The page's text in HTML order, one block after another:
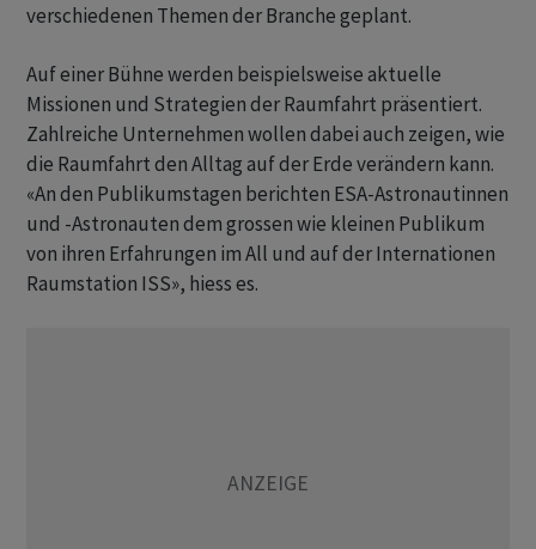
verschiedenen Themen der Branche geplant.
Auf einer Bühne werden beispielsweise aktuelle
Missionen und Strategien der Raumfahrt präsentiert.
Zahlreiche Unternehmen wollen dabei auch zeigen, wie
die Raumfahrt den Alltag auf der Erde verändern kann.
«An den Publikumstagen berichten ESA-Astronautinnen
und -Astronauten dem grossen wie kleinen Publikum
von ihren Erfahrungen im All und auf der Internationen
Raumstation ISS», hiess es.